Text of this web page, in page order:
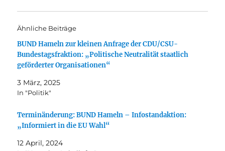
Ähnliche Beiträge
BUND Hameln zur kleinen Anfrage der CDU/CSU-
Bundestagsfraktion: „Politische Neutralität staatlich
geförderter Organisationen“
3 März, 2025
In "Politik"
Terminänderung: BUND Hameln – Infostandaktion:
„Informiert in die EU Wahl“
12 April, 2024